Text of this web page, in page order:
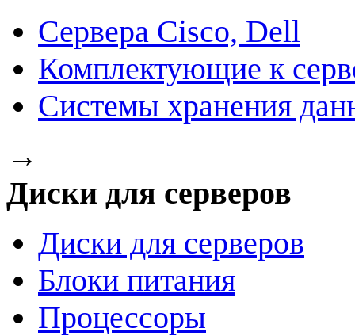
Сервера Cisco, Dell
Комплектующие к
Системы хранения
→
Диски для серверов
Диски для серверов
Блоки питания
Процессоры